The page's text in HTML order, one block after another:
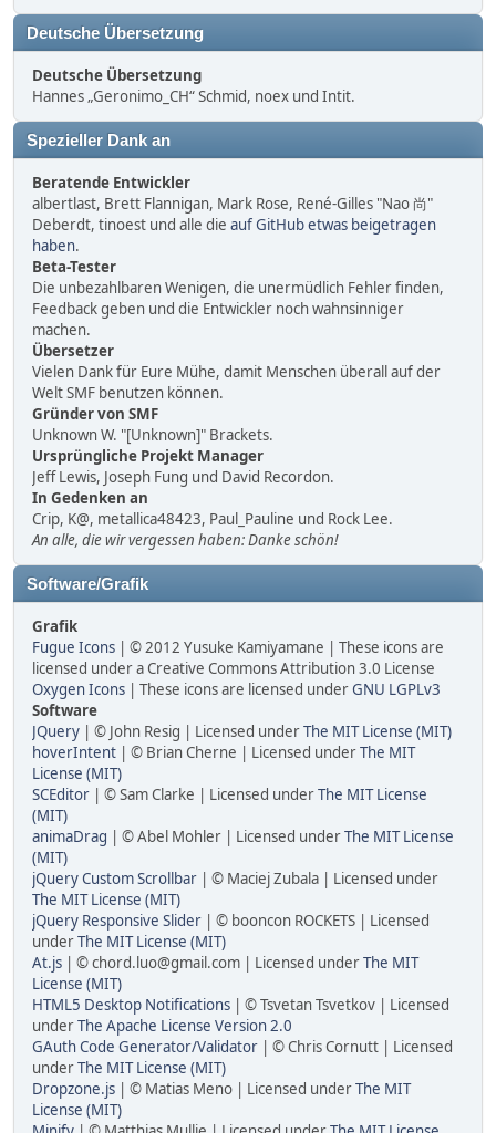
Deutsche Übersetzung
Deutsche Übersetzung
Hannes „Geronimo_CH“ Schmid, noex und Intit.
Spezieller Dank an
Beratende Entwickler
albertlast, Brett Flannigan, Mark Rose, René-Gilles "Nao 尚"
Deberdt, tinoest und alle die auf GitHub etwas beigetragen
haben.
Beta-Tester
Die unbezahlbaren Wenigen, die unermüdlich Fehler finden,
Feedback geben und die Entwickler noch wahnsinniger
machen.
Übersetzer
Vielen Dank für Eure Mühe, damit Menschen überall auf der
Welt SMF benutzen können.
Gründer von SMF
Unknown W. "[Unknown]" Brackets.
Ursprüngliche Projekt Manager
Jeff Lewis, Joseph Fung und David Recordon.
In Gedenken an
Crip, K@, metallica48423, Paul_Pauline und Rock Lee.
An alle, die wir vergessen haben: Danke schön!
Software/Grafik
Grafik
Fugue Icons | © 2012 Yusuke Kamiyamane | These icons are
licensed under a Creative Commons Attribution 3.0 License
Oxygen Icons | These icons are licensed underGNU LGPLv3
Software
JQuery | © John Resig | Licensed underThe MIT License (MIT)
hoverIntent | © Brian Cherne | Licensed underThe MIT
License (MIT)
SCEditor | © Sam Clarke | Licensed underThe MIT License
(MIT)
animaDrag | © Abel Mohler | Licensed underThe MIT License
(MIT)
jQuery Custom Scrollbar | © Maciej Zubala | Licensed under
The MIT License (MIT)
jQuery Responsive Slider | © booncon ROCKETS | Licensed
underThe MIT License (MIT)
At.js | © chord.luo@gmail.com | Licensed underThe MIT
License (MIT)
HTML5 Desktop Notifications | © Tsvetan Tsvetkov | Licensed
underThe Apache License Version 2.0
GAuth Code Generator/Validator | © Chris Cornutt | Licensed
underThe MIT License (MIT)
Dropzone.js | © Matias Meno | Licensed underThe MIT
License (MIT)